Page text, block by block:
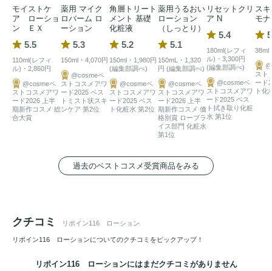
モイストケ
ア ローショ
ン ＥＸ
5.5
110ml(レフィ
ル)・2,860円
@cosmeベ
ストコスメアワ
ード2026 上半
期新作コスメ 総
合大賞
薬用 マイク
ロバーム ロ
ーション
5.3
150ml・4,070円
@cosmeベ
ストコスメアワ
ード2025 ベス
トミスト状スキ
ンケア 第2位
角層トリート
メント 基礎
化粧液
5.2
150ml・1,980円
(編集部調べ)
@cosmeベ
ストコスメアワ
ード2025 ベス
ト化粧水 第2位
薬用うるおい
ローション
（しっとり）
5.1
150mL・1,320
円 (編集部調べ)
@cosmeベ
ストコスメアワ
ード2026 上半
期新作コスメ 価
格別賞 ロープラ
イス部門 化粧水
第1位
リセットクリ
ア N
5.4
180ml(レフィ
ル)・3,300円
(編集部調べ)
@cosmeベ
ストコスメアワ
ード2025 ベス
ト拭き取り化粧
水 第1位
ス
モ
38ml
スト
ード
ト化
過去のベストコスメ受賞商品をみる
クチコミ リポイン116 ローション
リポイン116 ローションについてのクチコミをピックアップ！
リポイン116 ローションにはまだクチコミがありません